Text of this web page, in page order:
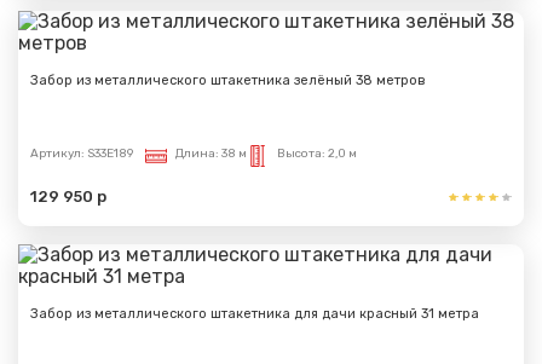
Забор из металлического штакетника зелёный 38 метров
Артикул: S33E189 Длина: 38 м Высота: 2,0 м
129 950 р
Забор из металлического штакетника для дачи красный 31 метра
отправлено
Спасибо за обращение, наш специалист свяжется с